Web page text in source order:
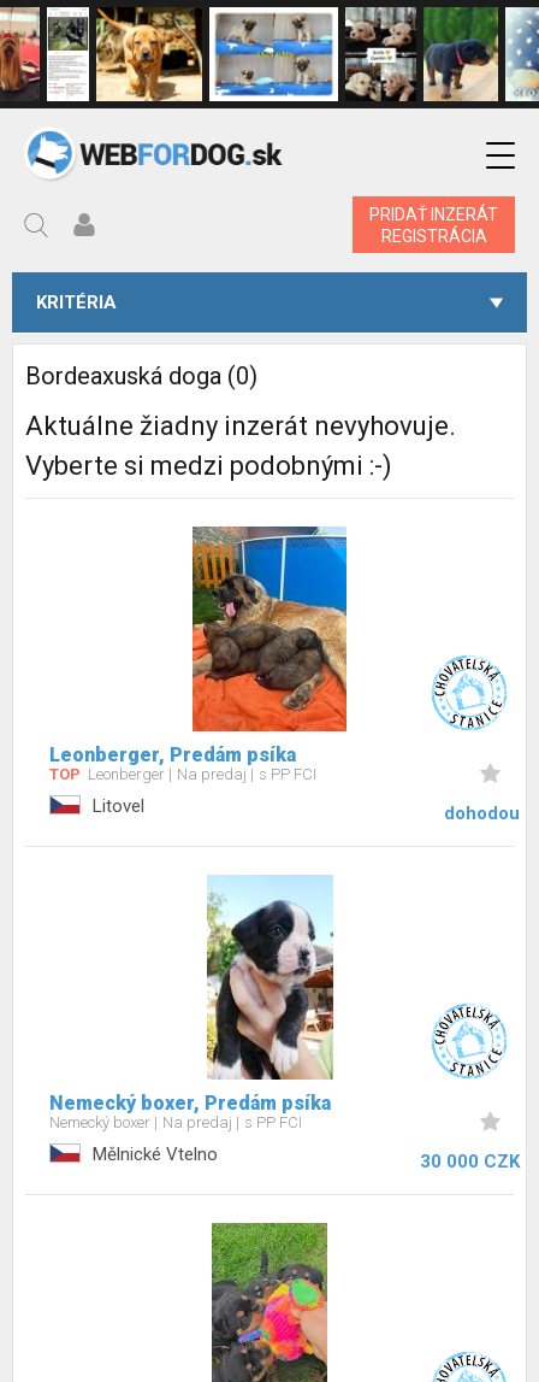
PRIDAŤ INZERÁT
REGISTRÁCIA
KRITÉRIA
Bordeaxuská doga (0)
Aktuálne žiadny inzerát nevyhovuje.
Vyberte si medzi podobnými :-)
Leonberger, Predám psíka
TOP Leonberger Na predaj s PP FCI
Litovel dohodou
Nemecký boxer, Predám psíka
Nemecký boxer Na predaj s PP FCI
Mělnické Vtelno 30 000 CZK